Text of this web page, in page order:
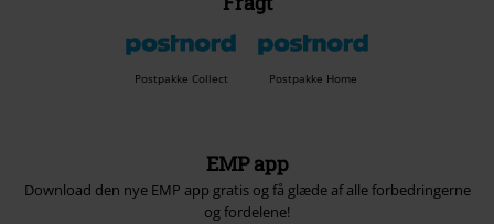
Postpakke Collect Postpakke Home
EMP app
Download den nye EMP app gratis og få glæde af alle forbedringerne
og fordelene!